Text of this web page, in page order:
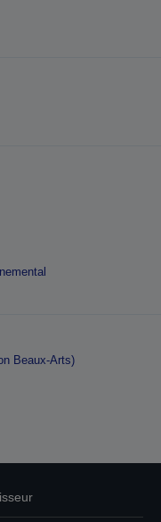
Beaux-Arts)